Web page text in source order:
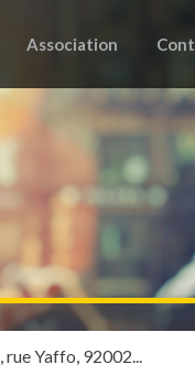
Association